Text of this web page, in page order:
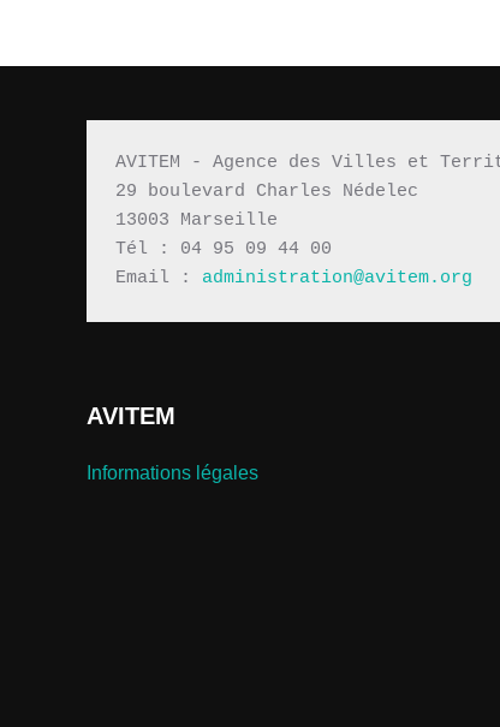
AVITEM - Agence des Villes et
29 boulevard Charles Nédelec
13003 Marseille
Tél : 04 95 09 44 00
Email : administration@avitem.org
AVITEM
Informations légales